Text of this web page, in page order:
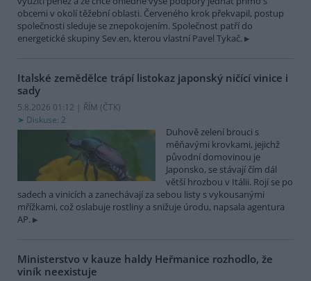
obcemi v okolí těžební oblasti. Červeného krok překvapil, postup
společnosti sleduje se znepokojením. Společnost patří do
energetické skupiny Sev.en, kterou vlastní Pavel Tykač.
Italské zemědělce trápí listokaz japonský ničící vinice i
sady
5.8.2026 01:12 | ŘÍM (ČTK)
Diskuse: 2
Duhově zelení brouci s
měňavými krovkami, jejichž
původní domovinou je
Japonsko, se stávají čím dál
větší hrozbou v Itálii. Rojí se po
sadech a vinicích a zanechávají za sebou listy s vykousanými
mřížkami, což oslabuje rostliny a snižuje úrodu, napsala agentura
AP.
Ministerstvo v kauze haldy Heřmanice rozhodlo, že
viník neexistuje